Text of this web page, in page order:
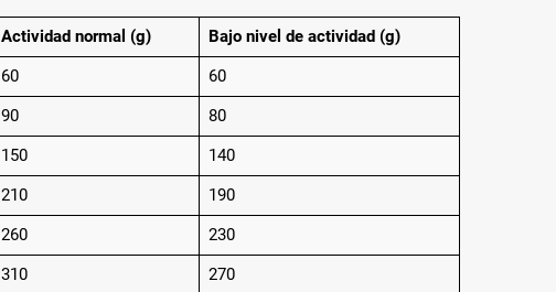
Actividad normal (g)
Bajo nivel de actividad (g)
60
60
90
80
150
140
210
190
260
230
310
270